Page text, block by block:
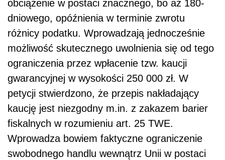
obciążenie w postaci znacznego, bo aż 180-
dniowego, opóźnienia w terminie zwrotu
różnicy podatku. Wprowadzają jednocześnie
możliwość skutecznego uwolnienia się od tego
ograniczenia przez wpłacenie tzw. kaucji
gwarancyjnej w wysokości 250 000 zł. W
petycji stwierdzono, że przepis nakładający
kaucję jest niezgodny m.in. z zakazem barier
fiskalnych w rozumieniu art. 25 TWE.
Wprowadza bowiem faktyczne ograniczenie
swobodnego handlu wewnątrz Unii w postaci